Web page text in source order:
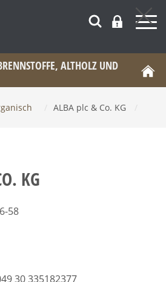
ALTHOLZ UND
ALBA plc & Co. KG
KG
58
30 335182377